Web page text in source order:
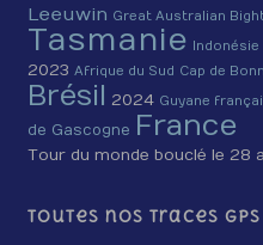
Leeuwin Great Australian
Tasmanie Indonésie
2023Afrique du Sud Cap de
Brésil 2024 Guyane
de Gascogne France
Tour du monde bouclé le 28
Toutes nos traces